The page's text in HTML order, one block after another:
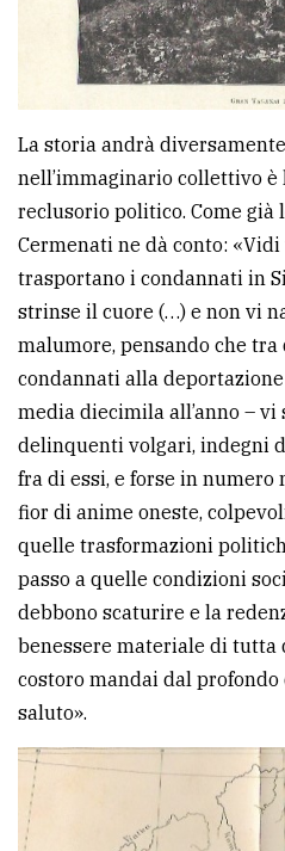
La storia andrà
nell’immaginario collettivo
reclusorio politico. Come già
Cermenati ne dà conto:
trasportano i condannati in
strinse il cuore (…) e non vi
malumore, pensando che
condannati alla
media diecimila all’anno –
delinquenti volgari, indegni
fra di essi, e forse in numero
fior di anime oneste,
quelle trasformazioni
passo a quelle condizioni
debbono scaturire e la
benessere materiale di tutta
costoro mandai dal profondo
saluto».